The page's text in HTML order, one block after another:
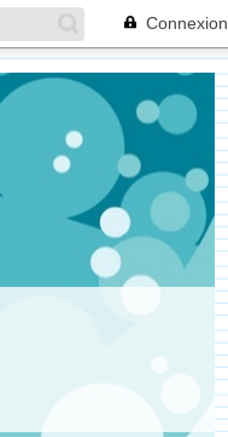
Connexion